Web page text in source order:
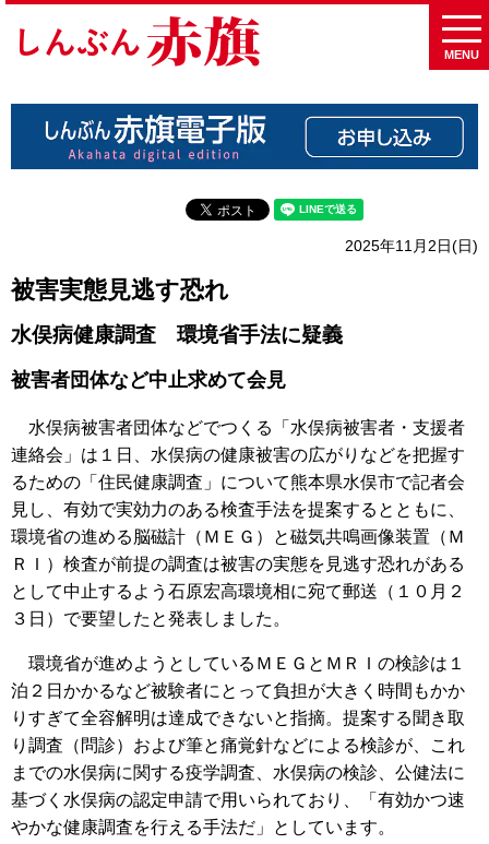
MENU
2025年11月2日(日)
被害実態見逃す恐れ
水俣病健康調査 環境省手法に疑義
被害者団体など中止求めて会見
水俣病被害者団体などでつくる「水俣病被害者・支援者
連絡会」は１日、水俣病の健康被害の広がりなどを把握す
るための「住民健康調査」について熊本県水俣市で記者会
見し、有効で実効力のある検査手法を提案するとともに、
環境省の進める脳磁計（ＭＥＧ）と磁気共鳴画像装置（Ｍ
ＲＩ）検査が前提の調査は被害の実態を見逃す恐れがある
として中止するよう石原宏高環境相に宛て郵送（１０月２
３日）で要望したと発表しました。
環境省が進めようとしているＭＥＧとＭＲＩの検診は１
泊２日かかるなど被験者にとって負担が大きく時間もかか
りすぎて全容解明は達成できないと指摘。提案する聞き取
り調査（問診）および筆と痛覚針などによる検診が、これ
までの水俣病に関する疫学調査、水俣病の検診、公健法に
基づく水俣病の認定申請で用いられており、「有効かつ速
やかな健康調査を行える手法だ」としています。